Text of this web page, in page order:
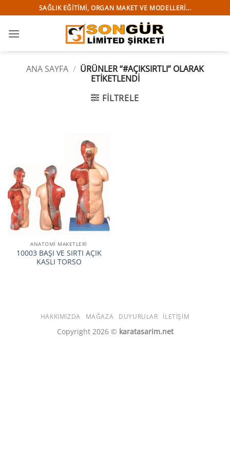
atla
SAĞLIK EĞITIMI, ORGAN MAKET VE MODELLERI...
ANA SAYFA / ÜRÜNLER “#AÇIKSIRTLI” OLARAK
ETIKETLENDI
FILTRELE
ANATOMİ MAKETLERİ
10003 BAŞI VE SIRTI AÇIK
KASLI TORSO
HAKKIMIZDA MAĞAZA DUYURULAR İLETIŞIM
Copyright 2026 © karatasarim.net